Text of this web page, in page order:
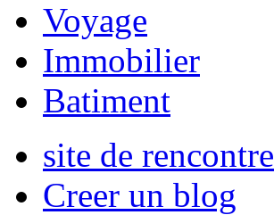
Voyage
Immobilier
Batiment
site de rencontre
Creer un blog